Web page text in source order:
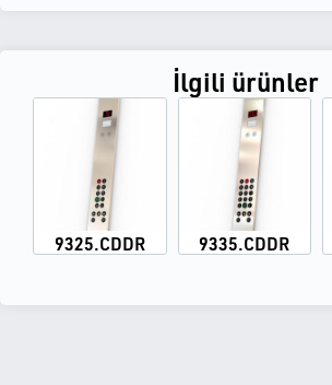
İlgili ürünler
9325.CDDR 9335.CDDR